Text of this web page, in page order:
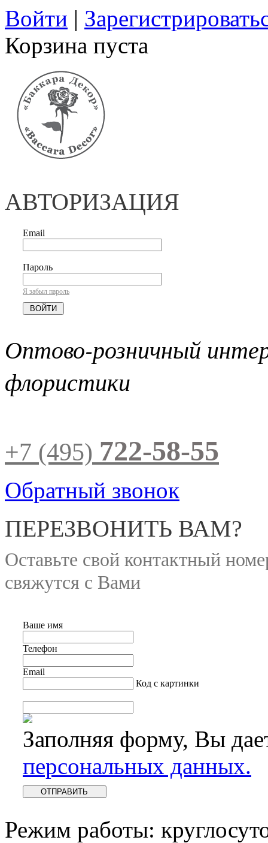
Войти |
Корзина пуста
АВТОРИЗАЦИЯ
Email
Пароль
Я забыл пароль
Оптово-розничный
флористики
+7 (495) 722-58-55
Обратный звонок
ПЕРЕЗВОНИТЬ ВАМ?
Оставьте свой контактный
свяжутся с Вами
Ваше имя
Телефон
Email
Код с картинки
Заполняя форму, Вы
персональных данных.
Режим работы: